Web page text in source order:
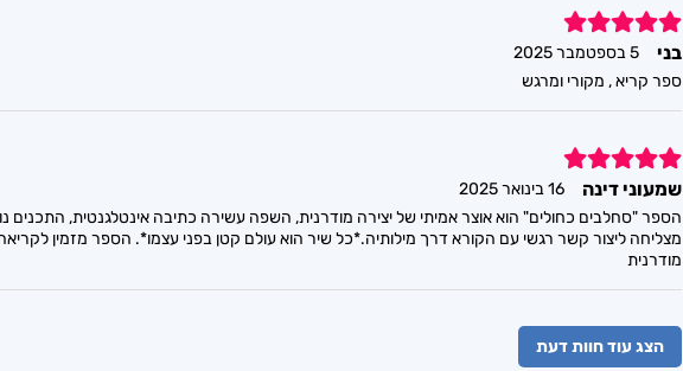
5
בני
5 בספטמבר 2025
ספר קריא , מקורי ומרגש
5
שמעוני דינה
16 בינואר 2025
הספר "סחלבים כחולים" הוא אוצר אמיתי של יצירה מודרנית, השפה עשירה כתיבה אינטלגנטית, התכנים
מצליחה ליצור קשר רגשי עם הקורא דרך מילותיה.*כל שיר הוא עולם קטן בפני עצמו*. הספר מזמין
מודרנית
הצג עוד חוות דעת